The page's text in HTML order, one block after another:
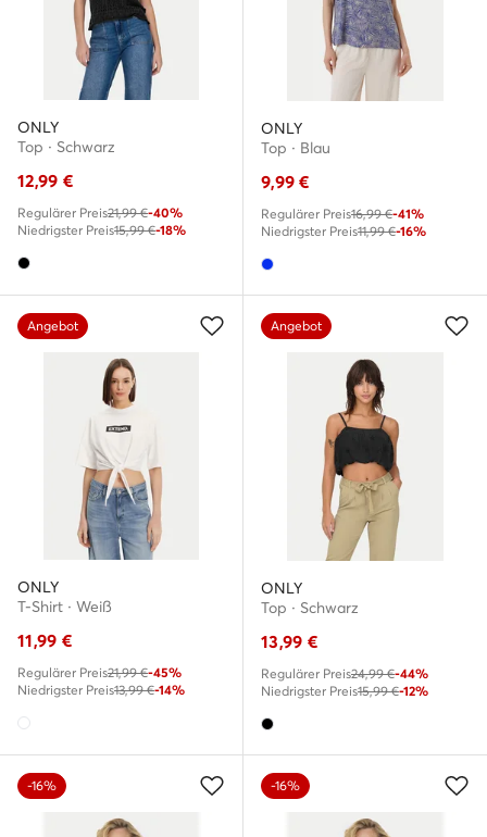
ONLY
Top · Schwarz
12,99 €
Regulärer Preis21,99 €-40%
Niedrigster Preis15,99 €-18%
ONLY
Top · Blau
9,99 €
Regulärer Preis16,99 €-41%
Niedrigster Preis11,99 €-16%
Angebot
ONLY
T-Shirt · Weiß
11,99 €
Regulärer Preis21,99 €-45%
Niedrigster Preis13,99 €-14%
Angebot
ONLY
Top · Schwarz
13,99 €
Regulärer Preis24,99 €-44%
Niedrigster Preis15,99 €-12%
-16% -16%